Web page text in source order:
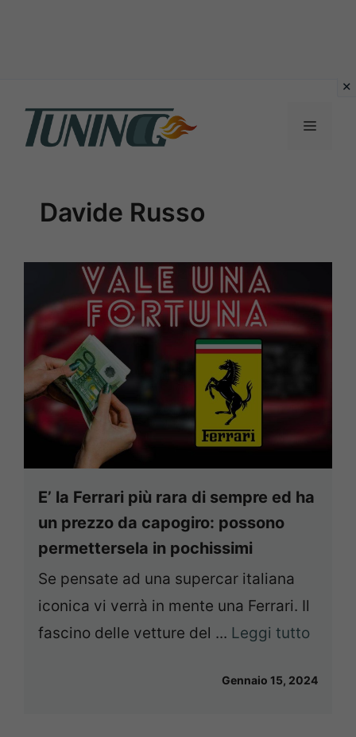
contenuto
Menu
Davide Russo
E’ la Ferrari più rara di sempre ed ha
un prezzo da capogiro: possono
permettersela in pochissimi
Se pensate ad una supercar italiana
iconica vi verrà in mente una Ferrari. Il
fascino delle vetture del ... Leggi tutto
Gennaio 15, 2024